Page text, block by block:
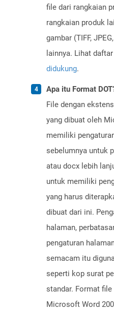
file dari rangkaian
rangkaian produk
gambar (TIFF,
lainnya. Lihat
didukung.
Apa itu Format
File dengan
yang dibuat oleh
memiliki
sebelumnya untuk
atau docx lebih
untuk memiliki
yang harus
dibuat dari ini.
halaman,
pengaturan
semacam itu
seperti kop surat
standar. Format
Microsoft Word